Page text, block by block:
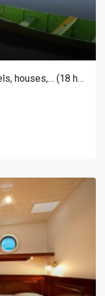
unique estate, ideal for resort, hotels, houses,… (18 hectares)